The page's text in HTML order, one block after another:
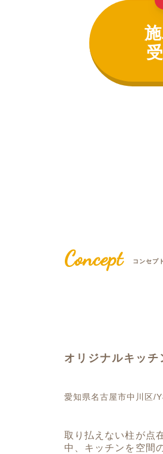
Concept コンセプト
オリジナルキッ
愛知県名古屋市中川区/
取り払えない柱が点
中、キッチンを空間